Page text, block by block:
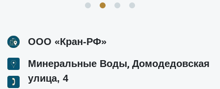
ООО «Кран-РФ»
Минеральные Воды, Домодедовская
улица, 4